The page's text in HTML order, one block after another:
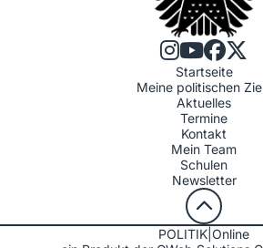
Startseite
Meine politischen
Aktuelles
Termine
Kontakt
Mein Team
Schulen
Newsletter
POLITIK|Online